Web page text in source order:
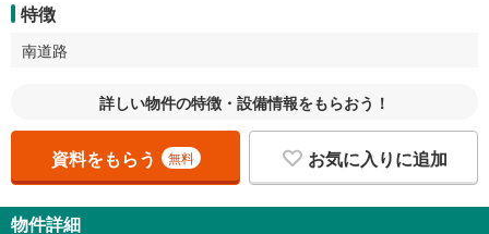
特徴
南道路
詳しい物件の特徴・設備情報をもらおう！
資料をもらう 無料 お気に入りに追加
物件詳細